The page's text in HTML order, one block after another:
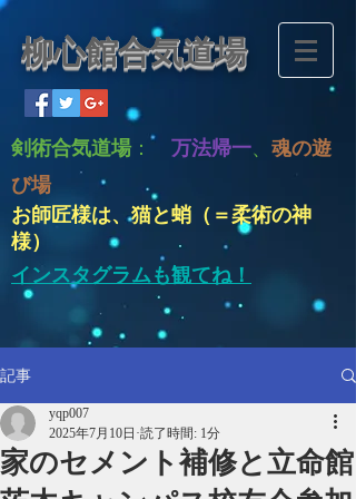
柳心館合気道場
剣術合気道場： 万法帰一、 魂の遊
び場
お師匠様は、猫と蛸（＝柔術の神
様）
インスタグラムも観てね！
記事
家のセメント補修と立命館
yqp007
2025年7月10日 読了時間: 1分